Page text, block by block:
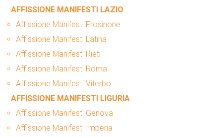
AFFISSIONE MANIFESTI LAZIO
Affissione Manifesti Frosinone
Affissione Manifesti Latina
Affissione Manifesti Rieti
Affissione Manifesti Roma
Affissione Manifesti Viterbo
AFFISSIONE MANIFESTI LIGURIA
Affissione Manifesti Genova
Affissione Manifesti Imperia